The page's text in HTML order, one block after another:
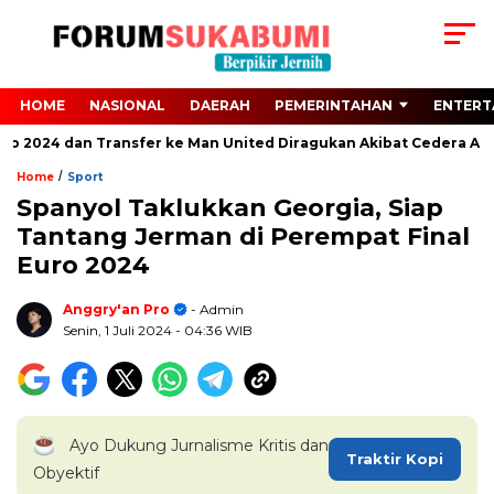
HOME NASIONAL DAERAH PEMERINTAHAN
dan Transfer ke Man United Diragukan Akibat Cedera ACL
Home / Sport
Spanyol Taklukkan Georgia, Siap
Tantang Jerman di Perempat Final
Euro 2024
Anggry'an Pro
- Admin
Senin, 1 Juli 2024 - 04:36 WIB
Ayo Dukung Jurnalisme Kritis dan
Obyektif
Traktir Kopi